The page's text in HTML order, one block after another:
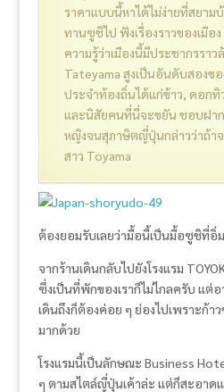
ราคาแบบนี้หาได้ไม่ง่ายที่สยาม
ทานซูชิไป ฟังเรื่องราวของเมือ
ความรู้ว่าเมืองนี้มีประชากรราว
Tateyama สูงเป็นอันดับสอง
ประจำท้องถิ่นได้แก่ข้าว, ดอกทิ
และนิสัยคนที่นี่จะขยัน ชอบฝาก
หญิงจนสุภาษิตญี่ปุ่นกล่าวว่าถ้า
สาว Toyama
ต้องยอมรับเลยว่ามื้อนี้เป็นมื้อซูชิที่อิ่
จากร้านเดินกลับไปยังโรงแรม
ซึ่งเป็นที่พักของเราก็ไม่ไกลครับ แต่
เดินถึงก็ต้องค่อย ๆ ย่องไปเพราะก้
มากด้วย
โรงแรมนี้เป็นลักษณะ Business
ๆ ตามสไตล์ญี่ปุ่นเค้าล่ะ แต่ก็สะอาด